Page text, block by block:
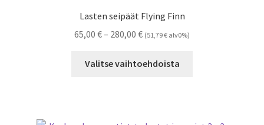
Lasten seipäät Flying Finn
65,00 €– 280,00 €Hintaluokka:
-
(51,79€ alv0%)
Valitse vaihtoehdoista